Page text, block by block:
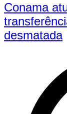
Conama
desmatada